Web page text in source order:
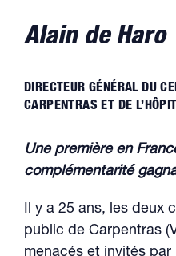
Alain de Haro
DIRECTEUR GÉNÉRAL DU
CARPENTRAS ET DE
Une première en
complémentarité
Il y a 25 ans, les deux
public de Carpentras
menacés et invités